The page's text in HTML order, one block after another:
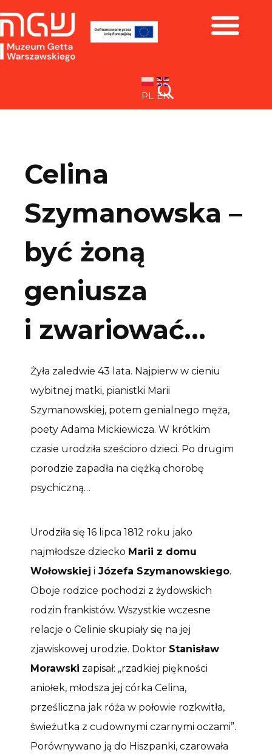
PL EN
Celina
Szymanowska –
być żoną
geniusza
i zwariować…
Żyła zaledwie 43 lata. Najpierw w cieniu
wybitnej matki, pianistki Marii
Szymanowskiej, potem genialnego męża,
poety Adama Mickiewicza. W krótkim
czasie urodziła sześcioro dzieci. Po drugim
porodzie zapadła na ciężką chorobę
psychiczną…
Urodziła się 16 lipca 1812 roku jako
najmłodsze dziecko Marii z domu
Wołowskiej i Józefa Szymanowskiego.
Oboje rodzice pochodzi z żydowskich
rodzin frankistów. Wszystkie wczesne
relacje o Celinie skupiały się na jej
zjawiskowej urodzie. Doktor Stanisław
Morawski zapisał: „rzadkiej piękności
aniołek, młodsza jej córka Celina,
prześliczna jak róża w połowie rozkwitła,
świeżutka z cudownymi czarnymi oczami”.
Porównywano ją do Hiszpanki, czarowała